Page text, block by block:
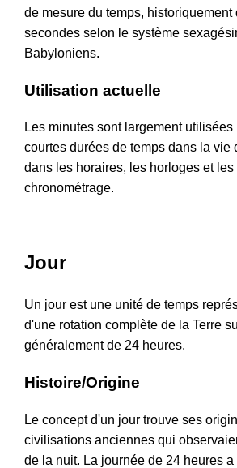
de mesure du temps, historiquement
secondes selon le système
Babyloniens.
Utilisation actuelle
Les minutes sont largement
courtes durées de temps dans la vie
dans les horaires, les horloges et
chronométrage.
Jour
Un jour est une unité de temps
d'une rotation complète de la Terre
généralement de 24 heures.
Histoire/Origine
Le concept d'un jour trouve ses
civilisations anciennes qui
de la nuit. La journée de 24 heures